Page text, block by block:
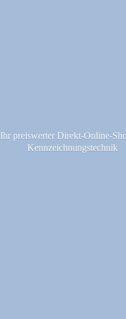
Ihr preiswerter Direkt-Online-
Kennzeichnungstechnik